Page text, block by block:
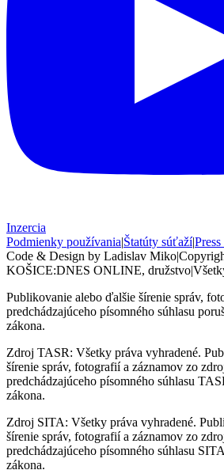
Inzercia
Podmienky používania|Štatúty súťaží|
Code & Design by Ladislav Miko|
KOŠICE:DNES ONLINE, družstvo|
Publikovanie alebo ďalšie šírenie správ,
predchádzajúceho písomného súhlasu
zákona.
Zdroj TASR: Všetky práva vyhradené.
šírenie správ, fotografií a záznamov zo
predchádzajúceho písomného súhlasu
zákona.
Zdroj SITA: Všetky práva vyhradené.
šírenie správ, fotografií a záznamov zo
predchádzajúceho písomného súhlasu
zákona.